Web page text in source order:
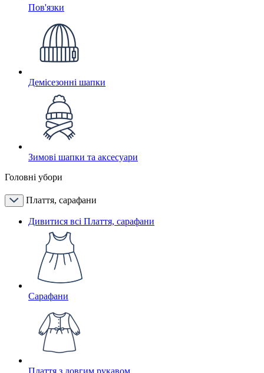
Пов'язки
Демісезонні шапки
Зимові шапки та аксесуари
Головні убори
Плаття, сарафани
Дивитися всі Плаття, сарафани
Сарафани
Плаття з довгим рукавом